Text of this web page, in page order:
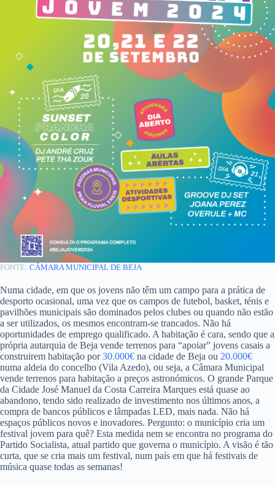
FONTE: CÂMARA MUNICIPAL DE BEJA
Numa cidade, em que os jovens não têm um campo para a prática de
desporto ocasional, uma vez que os campos de futebol, basket, ténis e
pavilhões municipais são dominados pelos clubes ou quando não estão
a ser utilizados, os mesmos encontram-se trancados. Não há
oportunidades de emprego qualificado. A habitação é cara, sendo que a
própria autarquia de Beja vende terrenos para “apoiar” jovens casais a
construirem habitação por30.000€ na cidade de Beja ou 20.000€
numa aldeia do concelho (Vila Azedo), ou seja, a Câmara Municipal
vende terrenos para habitação a preços astronómicos. O grande Parque
da Cidade José Manuel da Costa Carreira Marques está quase ao
abandono, tendo sido realizado de investimento nos últimos anos, a
compra de bancos públicos e lâmpadas LED, mais nada. Não há
espaços públicos novos e inovadores. Pergunto: o município cria um
festival jovem para quê? Esta medida nem se encontra no programa do
Partido Socialista, atual partido que governa o município. A visão é tão
curta, que se cria mais um festival, num país em que há festivais de
música quase todas as semanas!